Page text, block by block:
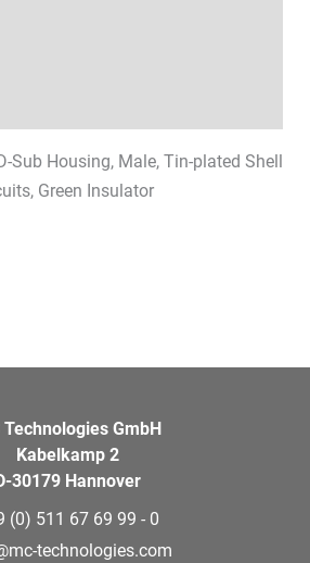
Sub Housing, Male, Tin-plated Shell
Green Insulator
Technologies GmbH
Kabelkamp 2
30179 Hannover
(0) 511 67 69 99 - 0
technologies.com